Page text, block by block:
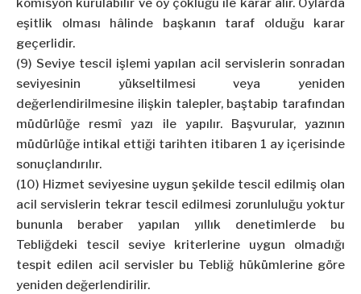
komisyon kurulabilir ve oy çokluğu ile karar alır. Oylarda
eşitlik olması hâlinde başkanın taraf olduğu karar
geçerlidir.
(9) Seviye tescil işlemi yapılan acil servislerin sonradan
seviyesinin yükseltilmesi veya yeniden
değerlendirilmesine ilişkin talepler, baştabip tarafından
müdürlüğe resmî yazı ile yapılır. Başvurular, yazının
müdürlüğe intikal ettiği tarihten itibaren 1 ay içerisinde
sonuçlandırılır.
(10) Hizmet seviyesine uygun şekilde tescil edilmiş olan
acil servislerin tekrar tescil edilmesi zorunluluğu yoktur
bununla beraber yapılan yıllık denetimlerde bu
Tebliğdeki tescil seviye kriterlerine uygun olmadığı
tespit edilen acil servisler bu Tebliğ hükümlerine göre
yeniden değerlendirilir.